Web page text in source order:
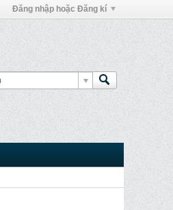
Đăng nhập hoặc Đăng kí